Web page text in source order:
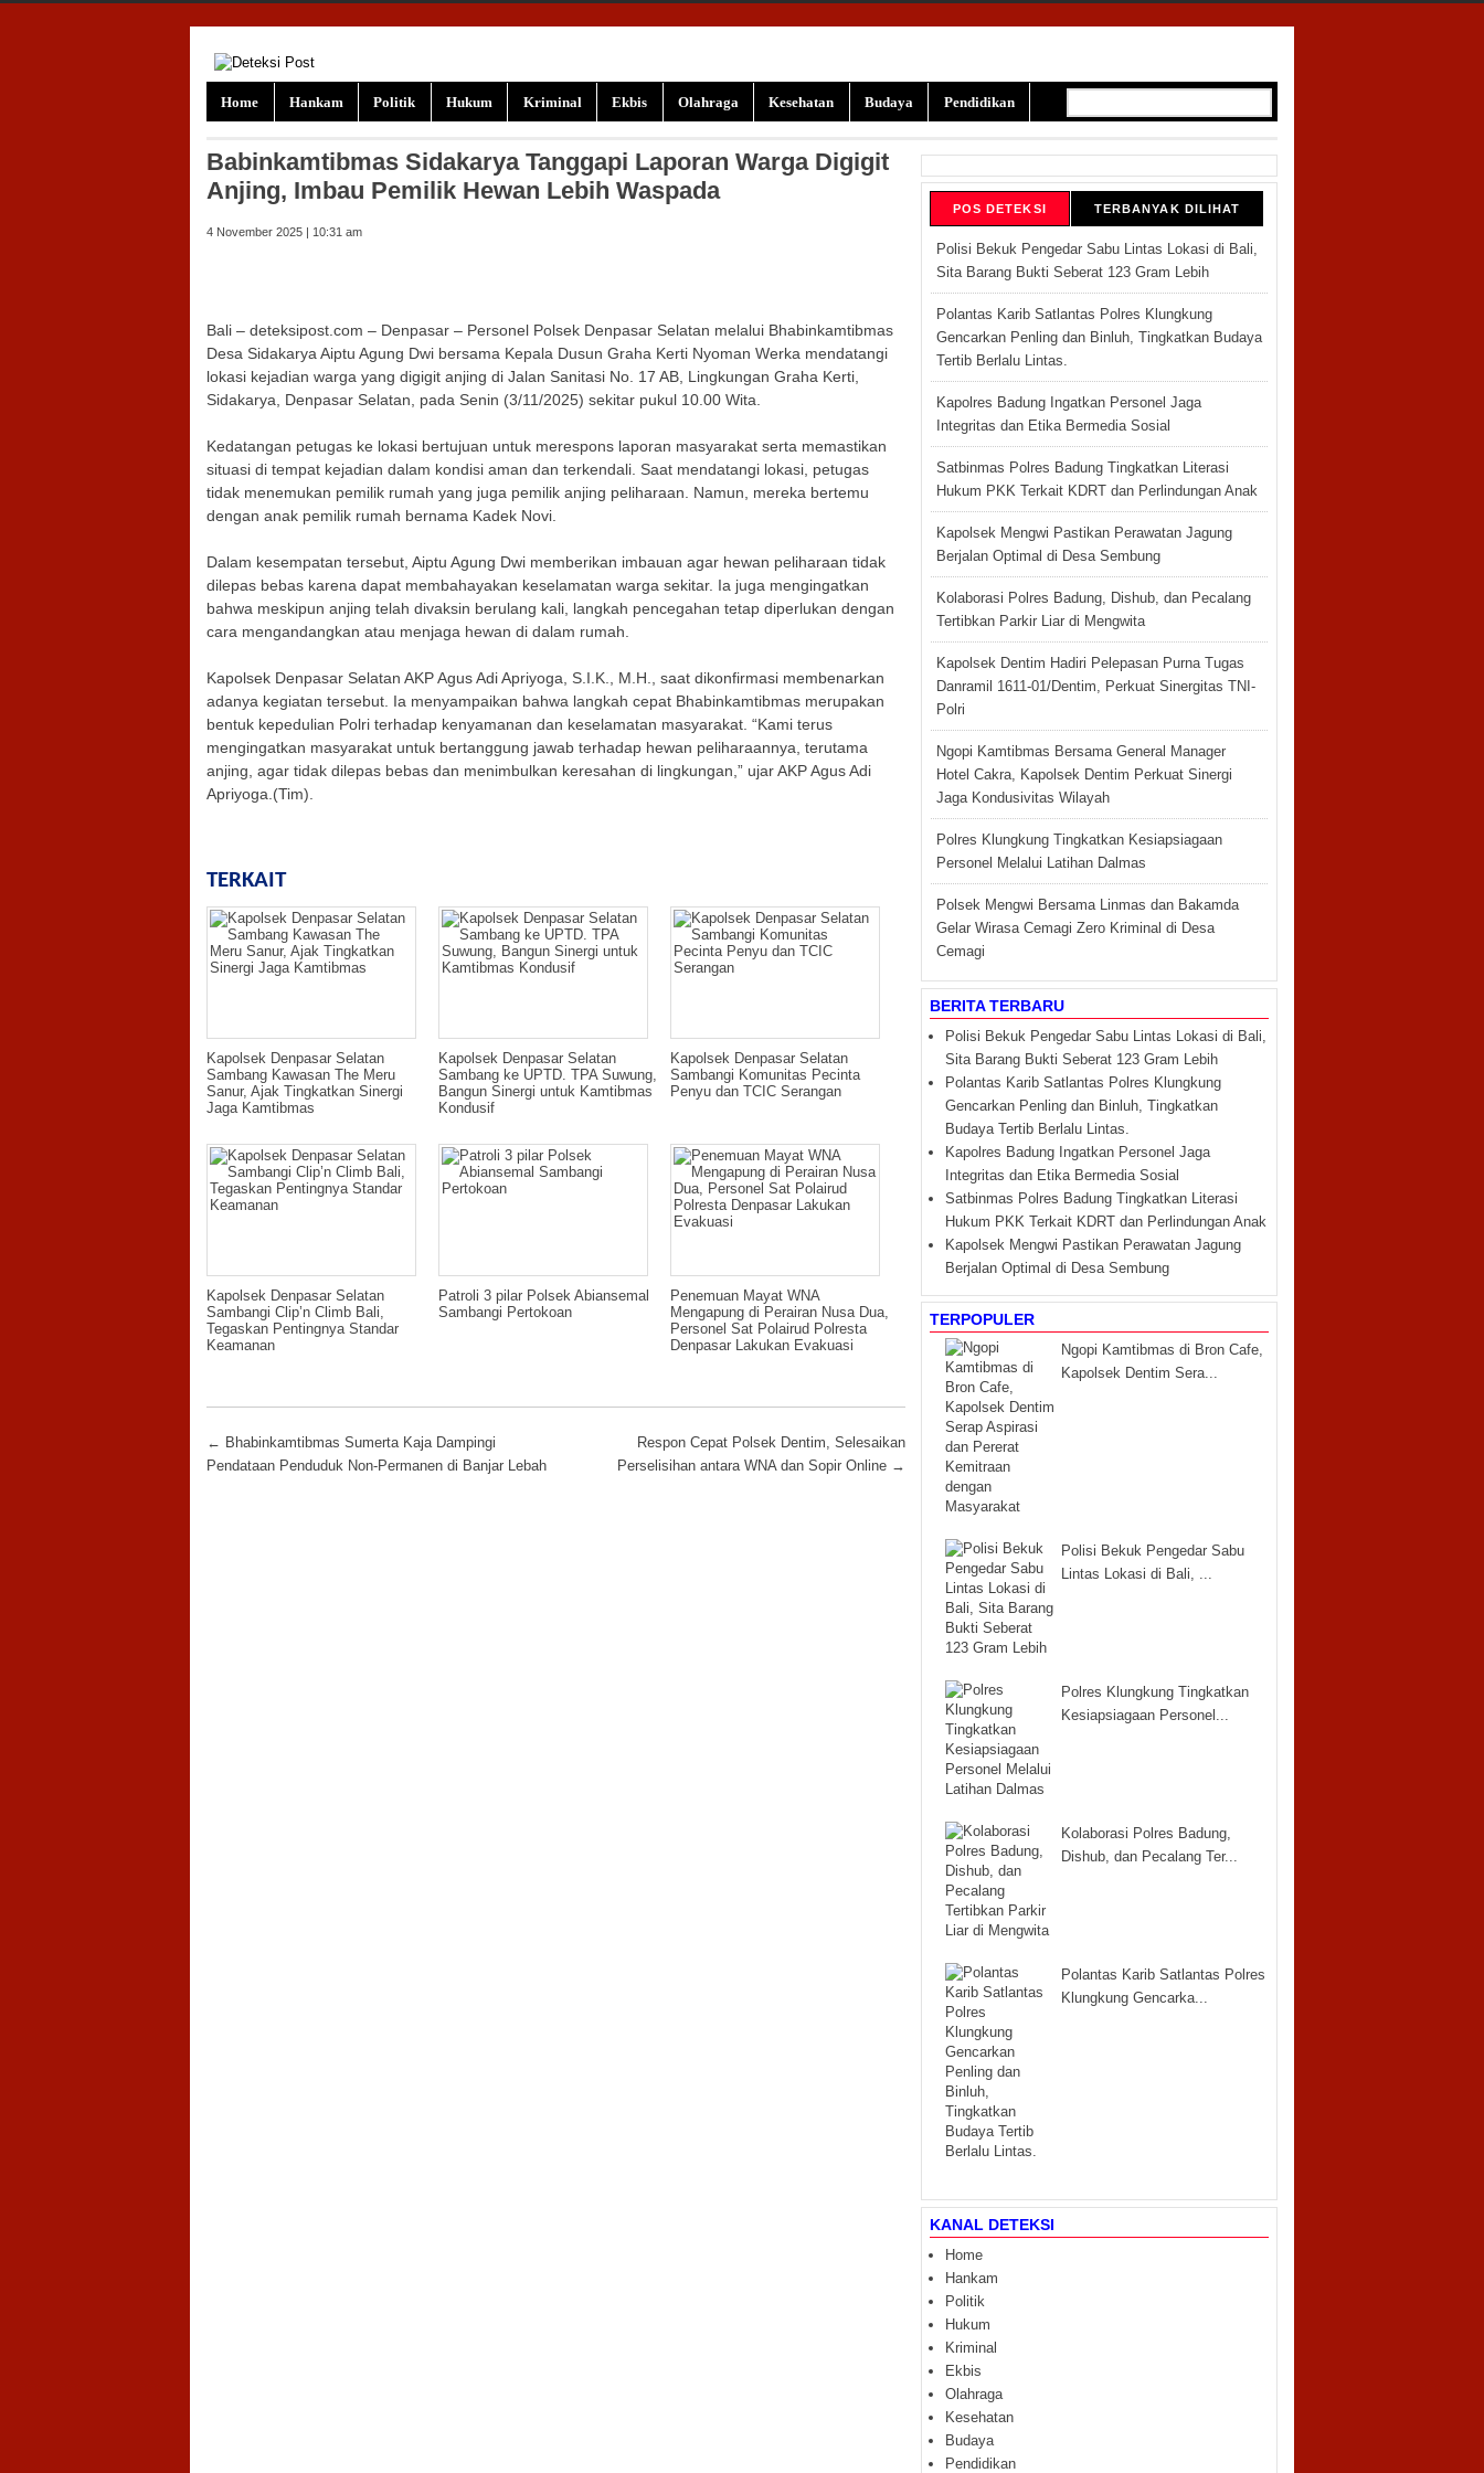
Home Hankam Politik Hukum Kriminal Ekbis Olahraga Kesehatan Budaya Pendidikan
Babinkamtibmas Sidakarya Tanggapi Laporan Warga Digigit
Anjing, Imbau Pemilik Hewan Lebih Waspada
4 November 2025 | 10:31 am
Bali – deteksipost.com – Denpasar – Personel Polsek Denpasar Selatan melalui Bhabinkamtibmas
Desa Sidakarya Aiptu Agung Dwi bersama Kepala Dusun Graha Kerti Nyoman Werka mendatangi
lokasi kejadian warga yang digigit anjing di Jalan Sanitasi No. 17 AB, Lingkungan Graha Kerti,
Sidakarya, Denpasar Selatan, pada Senin (3/11/2025) sekitar pukul 10.00 Wita.
Kedatangan petugas ke lokasi bertujuan untuk merespons laporan masyarakat serta memastikan
situasi di tempat kejadian dalam kondisi aman dan terkendali. Saat mendatangi lokasi, petugas
tidak menemukan pemilik rumah yang juga pemilik anjing peliharaan. Namun, mereka bertemu
dengan anak pemilik rumah bernama Kadek Novi.
Dalam kesempatan tersebut, Aiptu Agung Dwi memberikan imbauan agar hewan peliharaan tidak
dilepas bebas karena dapat membahayakan keselamatan warga sekitar. Ia juga mengingatkan
bahwa meskipun anjing telah divaksin berulang kali, langkah pencegahan tetap diperlukan dengan
cara mengandangkan atau menjaga hewan di dalam rumah.
Kapolsek Denpasar Selatan AKP Agus Adi Apriyoga, S.I.K., M.H., saat dikonfirmasi membenarkan
adanya kegiatan tersebut. Ia menyampaikan bahwa langkah cepat Bhabinkamtibmas merupakan
bentuk kepedulian Polri terhadap kenyamanan dan keselamatan masyarakat. “Kami terus
mengingatkan masyarakat untuk bertanggung jawab terhadap hewan peliharaannya, terutama
anjing, agar tidak dilepas bebas dan menimbulkan keresahan di lingkungan,” ujar AKP Agus Adi
Apriyoga.(Tim).
TERKAIT
Kapolsek Denpasar Selatan
Sambang Kawasan The Meru
Sanur, Ajak Tingkatkan Sinergi
Jaga Kamtibmas
Kapolsek Denpasar Selatan
Sambang ke UPTD. TPA Suwung,
Bangun Sinergi untuk Kamtibmas
Kondusif
Kapolsek Denpasar Selatan
Sambangi Komunitas Pecinta
Penyu dan TCIC Serangan
Kapolsek Denpasar Selatan
Sambangi Clip’n Climb Bali,
Tegaskan Pentingnya Standar
Keamanan
Patroli 3 pilar Polsek Abiansemal
Sambangi Pertokoan
Penemuan Mayat WNA
Mengapung di Perairan Nusa Dua,
Personel Sat Polairud Polresta
Denpasar Lakukan Evakuasi
Post navigation
← Bhabinkamtibmas Sumerta Kaja Dampingi
Pendataan Penduduk Non-Permanen di Banjar Lebah
Respon Cepat Polsek Dentim, Selesaikan
Perselisihan antara WNA dan Sopir Online →
POS DETEKSI TERBANYAK DILIHAT
Polisi Bekuk Pengedar Sabu Lintas Lokasi di Bali,
Sita Barang Bukti Seberat 123 Gram Lebih
Polantas Karib Satlantas Polres Klungkung
Gencarkan Penling dan Binluh, Tingkatkan Budaya
Tertib Berlalu Lintas.
Kapolres Badung Ingatkan Personel Jaga
Integritas dan Etika Bermedia Sosial
Satbinmas Polres Badung Tingkatkan Literasi
Hukum PKK Terkait KDRT dan Perlindungan Anak
Kapolsek Mengwi Pastikan Perawatan Jagung
Berjalan Optimal di Desa Sembung
Kolaborasi Polres Badung, Dishub, dan Pecalang
Tertibkan Parkir Liar di Mengwita
Kapolsek Dentim Hadiri Pelepasan Purna Tugas
Danramil 1611-01/Dentim, Perkuat Sinergitas TNI-
Polri
Ngopi Kamtibmas Bersama General Manager
Hotel Cakra, Kapolsek Dentim Perkuat Sinergi
Jaga Kondusivitas Wilayah
Polres Klungkung Tingkatkan Kesiapsiagaan
Personel Melalui Latihan Dalmas
Polsek Mengwi Bersama Linmas dan Bakamda
Gelar Wirasa Cemagi Zero Kriminal di Desa
Cemagi
BERITA TERBARU
Polisi Bekuk Pengedar Sabu Lintas Lokasi di Bali,
Sita Barang Bukti Seberat 123 Gram Lebih
Polantas Karib Satlantas Polres Klungkung
Gencarkan Penling dan Binluh, Tingkatkan
Budaya Tertib Berlalu Lintas.
Kapolres Badung Ingatkan Personel Jaga
Integritas dan Etika Bermedia Sosial
Satbinmas Polres Badung Tingkatkan Literasi
Hukum PKK Terkait KDRT dan Perlindungan Anak
Kapolsek Mengwi Pastikan Perawatan Jagung
Berjalan Optimal di Desa Sembung
TERPOPULER
Ngopi Kamtibmas di Bron Cafe,
Kapolsek Dentim Sera...
Polisi Bekuk Pengedar Sabu
Lintas Lokasi di Bali, ...
Polres Klungkung Tingkatkan
Kesiapsiagaan Personel...
Kolaborasi Polres Badung,
Dishub, dan Pecalang Ter...
Polantas Karib Satlantas Polres
Klungkung Gencarka...
KANAL DETEKSI
Home
Hankam
Politik
Hukum
Kriminal
Ekbis
Olahraga
Kesehatan
Budaya
Pendidikan